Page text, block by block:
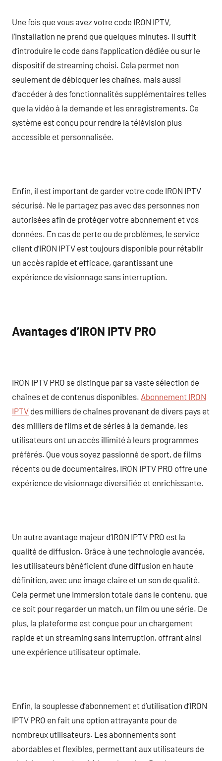
Une fois que vous avez votre code IRON IPTV,
l’installation ne prend que quelques minutes. Il suffit
d’introduire le code dans l’application dédiée ou sur le
dispositif de streaming choisi. Cela permet non
seulement de débloquer les chaînes, mais aussi
d’accéder à des fonctionnalités supplémentaires telles
que la vidéo à la demande et les enregistrements. Ce
système est conçu pour rendre la télévision plus
accessible et personnalisée.
Enfin, il est important de garder votre code IRON IPTV
sécurisé. Ne le partagez pas avec des personnes non
autorisées afin de protéger votre abonnement et vos
données. En cas de perte ou de problèmes, le service
client d’IRON IPTV est toujours disponible pour rétablir
un accès rapide et efficace, garantissant une
expérience de visionnage sans interruption.
Avantages d’IRON IPTV PRO
IRON IPTV PRO se distingue par sa vaste sélection de
chaînes et de contenus disponibles. Abonnement IRON
IPTV des milliers de chaînes provenant de divers pays et
des milliers de films et de séries à la demande, les
utilisateurs ont un accès illimité à leurs programmes
préférés. Que vous soyez passionné de sport, de films
récents ou de documentaires, IRON IPTV PRO offre une
expérience de visionnage diversifiée et enrichissante.
Un autre avantage majeur d’IRON IPTV PRO est la
qualité de diffusion. Grâce à une technologie avancée,
les utilisateurs bénéficient d’une diffusion en haute
définition, avec une image claire et un son de qualité.
Cela permet une immersion totale dans le contenu, que
ce soit pour regarder un match, un film ou une série. De
plus, la plateforme est conçue pour un chargement
rapide et un streaming sans interruption, offrant ainsi
une expérience utilisateur optimale.
Enfin, la souplesse d’abonnement et d’utilisation d’IRON
IPTV PRO en fait une option attrayante pour de
nombreux utilisateurs. Les abonnements sont
abordables et flexibles, permettant aux utilisateurs de